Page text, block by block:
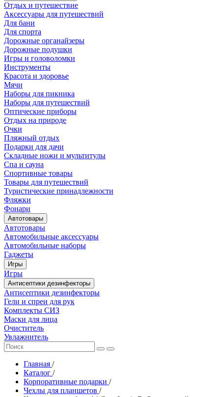
Отдых и путешествие
Аксессуары для путешествий
Для бани
Для спорта
Дорожные органайзеры
Дорожные подушки
Игры и головоломки
Инструменты
Красота и здоровье
Мячи
Наборы для пикника
Наборы для путешествий
Оптические приборы
Отдых на природе
Очки
Пляжный отдых
Подарки для дачи
Складные ножи и мультитулы
Спа и сауна
Спортивные товары
Товары для путешествий
Туристические принадлежности
Фляжки
Фонари
Автотовары
Автотовары
Автомобильные аксессуары
Автомобильные наборы
Гаджеты
Игры
Игры
Антисептики дезинфекторы
Антисептики дезинфекторы
Гели и спреи для рук
Комплекты СИЗ
Маски для лица
Очиститель
Увлажнитель
Главная /
Каталог /
Корпоративные подарки /
Чехлы для планшетов /